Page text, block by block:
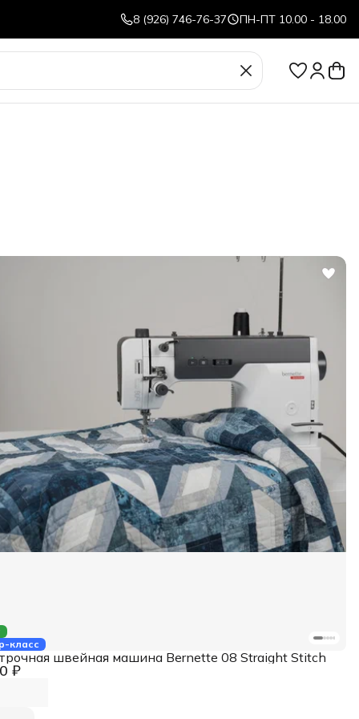
8 (926) 746-76-37 ПН-ПТ 10.00 - 18.00
класс
₽
швейная машина Bernette 08 Straight Stitch